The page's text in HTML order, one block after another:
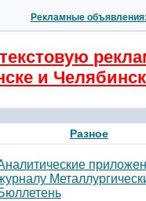
Рекламные
и
Разное